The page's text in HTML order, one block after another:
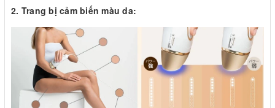
2. Trang bị cảm biến màu da: